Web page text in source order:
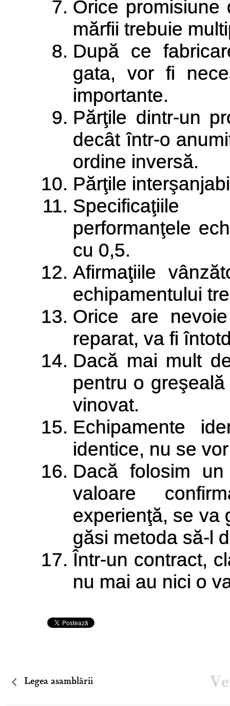
Orice promisiune
mărfii trebuie
După ce
gata, vor fi
importante.
Părţile dintr-un
decât într-o
ordine inversă.
Părţile
Specificaţiile
performanţele
cu 0,5.
Afirmaţiile
echipamentului
Orice are
reparat, va fi
Dacă mai mult
pentru o
vinovat.
Echipamente
identice, nu se
Dacă folosim
valoare
experienţă, se va
găsi metoda să-l
Într-un contract,
nu mai au nici o
Legea asamblării